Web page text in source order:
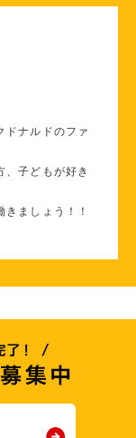
ドナルドのファ
、子どもが好き
ましょう！！